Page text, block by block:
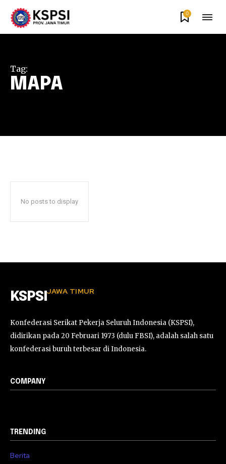
0
Tag:
MAPA
No posts to display
KSPSI JAWA TIMUR
Konfederasi Serikat Pekerja Seluruh Indonesia (KSPSI),
didirikan pada 20 Februari 1973 (dulu FBSI), adalah salah satu
konfederasi buruh terbesar di Indonesia.
COMPANY
TRENDING
Berita